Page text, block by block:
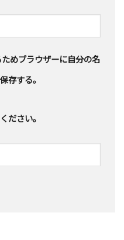
めブラウザーに自分の名
存する。
ださい。